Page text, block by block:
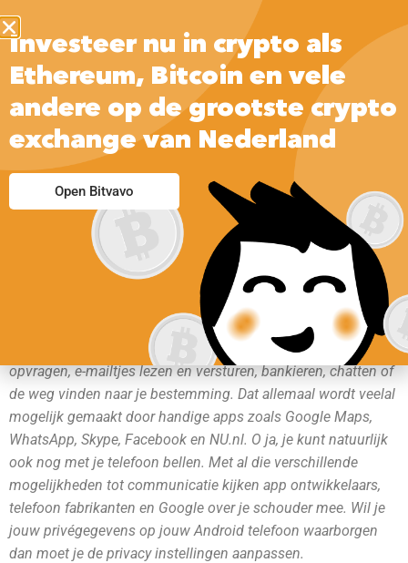
Overal waar je bent kun je met je Android telefoon informatie
opvragen, e-mailtjes lezen en versturen, bankieren, chatten of
de weg vinden naar je bestemming. Dat allemaal wordt veelal
mogelijk gemaakt door handige apps zoals Google Maps,
WhatsApp, Skype, Facebook en NU.nl. O ja, je kunt natuurlijk
ook nog met je telefoon bellen. Met al die verschillende
mogelijkheden tot communicatie kijken app ontwikkelaars,
telefoon fabrikanten en Google over je schouder mee. Wil je
jouw privégegevens op jouw Android telefoon waarborgen
dan moet je de privacy instellingen aanpassen.
Investeer nu in crypto als
Ethereum, Bitcoin en vele
andere op de grootste crypto
exchange van Nederland
Open Bitvavo